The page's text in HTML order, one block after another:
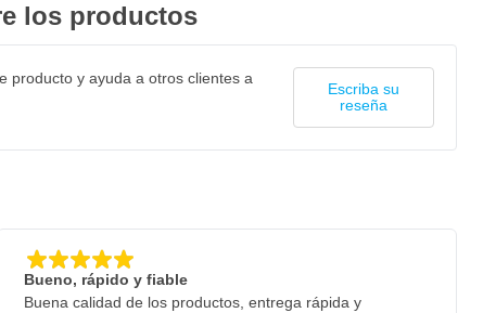
los productos
producto y ayuda a otros clientes a
Escriba su
reseña
Bueno, rápido y fiable
Buena calidad de los productos, entrega rápida y